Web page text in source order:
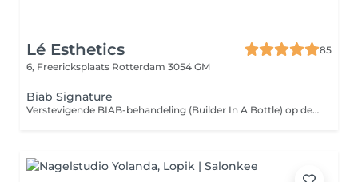
Lé Esthetics
85
6, Freericksplaats Rotterdam 3054 GM
Biab Signature
Verstevigende BIAB-behandeling (Builder In A Bottle) op de natuurlijke nagels. Ideaal voor het versterken en laten groeien van de eigen nagels. Behandeling is inclusief uitgebreide manicure en te combineren met een gellak kleur naar keuze.